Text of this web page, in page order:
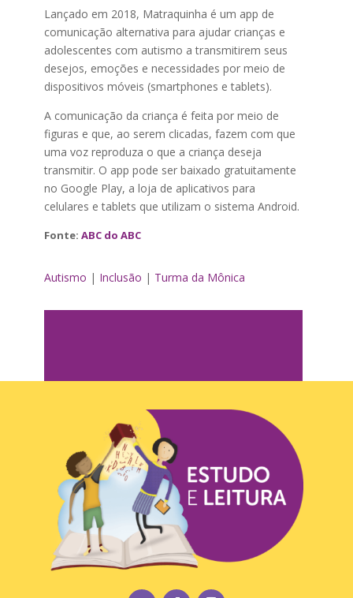
Lançado em 2018, Matraquinha é um app de
comunicação alternativa para ajudar crianças e
adolescentes com autismo a transmitirem seus
desejos, emoções e necessidades por meio de
dispositivos móveis (smartphones e tablets).
A comunicação da criança é feita por meio de
figuras e que, ao serem clicadas, fazem com que
uma voz reproduza o que a criança deseja
transmitir. O app pode ser baixado gratuitamente
no Google Play, a loja de aplicativos para
celulares e tablets que utilizam o sistema Android.
Fonte: ABC do ABC
Autismo | Inclusão | Turma da Mônica